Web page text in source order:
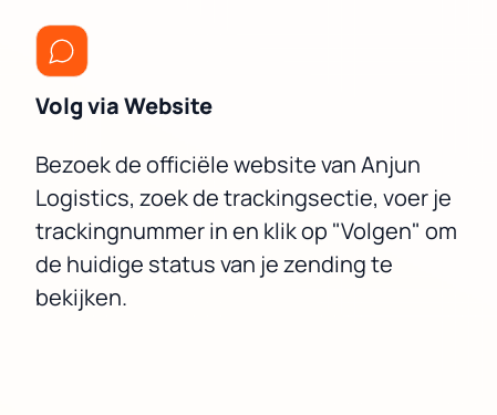
Volg via Website
Bezoek de officiële website van Anjun
Logistics, zoek de trackingsectie, voer je
trackingnummer in en klik op "Volgen" om
de huidige status van je zending te
bekijken.